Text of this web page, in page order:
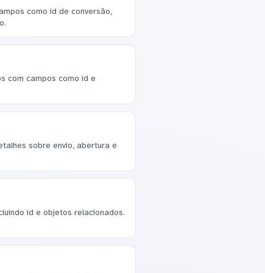
como id de conversão,
com campos como id e
sobre envio, abertura e
id e objetos relacionados.